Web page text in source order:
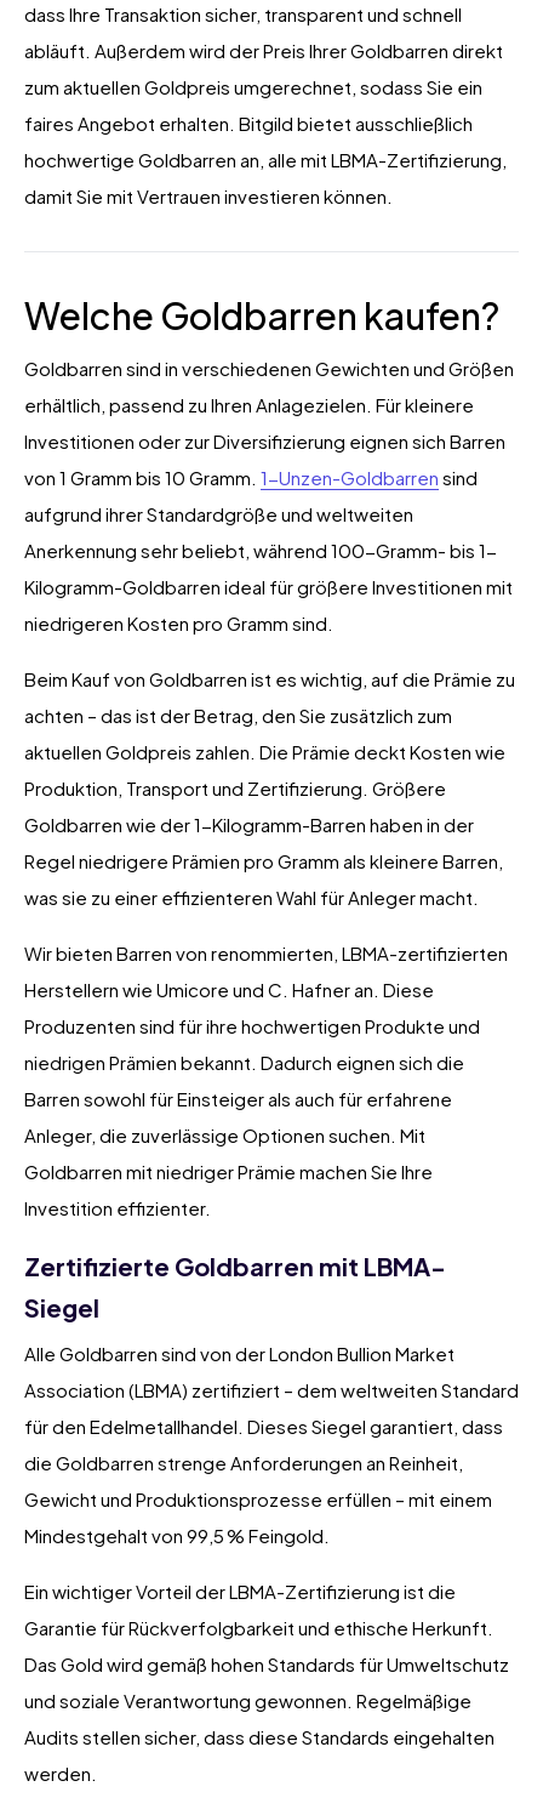
dass Ihre Transaktion sicher, transparent und schnell
abläuft. Außerdem wird der Preis Ihrer Goldbarren direkt
zum aktuellen Goldpreis umgerechnet, sodass Sie ein
faires Angebot erhalten. Bitgild bietet ausschließlich
hochwertige Goldbarren an, alle mit LBMA-Zertifizierung,
damit Sie mit Vertrauen investieren können.
Welche Goldbarren kaufen?
Goldbarren sind in verschiedenen Gewichten und Größen
erhältlich, passend zu Ihren Anlagezielen. Für kleinere
Investitionen oder zur Diversifizierung eignen sich Barren
von 1 Gramm bis 10 Gramm. 1-Unzen-Goldbarren sind
aufgrund ihrer Standardgröße und weltweiten
Anerkennung sehr beliebt, während 100-Gramm- bis 1-
Kilogramm-Goldbarren ideal für größere Investitionen mit
niedrigeren Kosten pro Gramm sind.
Beim Kauf von Goldbarren ist es wichtig, auf die Prämie zu
achten – das ist der Betrag, den Sie zusätzlich zum
aktuellen Goldpreis zahlen. Die Prämie deckt Kosten wie
Produktion, Transport und Zertifizierung. Größere
Goldbarren wie der 1-Kilogramm-Barren haben in der
Regel niedrigere Prämien pro Gramm als kleinere Barren,
was sie zu einer effizienteren Wahl für Anleger macht.
Wir bieten Barren von renommierten, LBMA-zertifizierten
Herstellern wie Umicore und C. Hafner an. Diese
Produzenten sind für ihre hochwertigen Produkte und
niedrigen Prämien bekannt. Dadurch eignen sich die
Barren sowohl für Einsteiger als auch für erfahrene
Anleger, die zuverlässige Optionen suchen. Mit
Goldbarren mit niedriger Prämie machen Sie Ihre
Investition effizienter.
Zertifizierte Goldbarren mit LBMA-
Siegel
Alle Goldbarren sind von der London Bullion Market
Association (LBMA) zertifiziert – dem weltweiten Standard
für den Edelmetallhandel. Dieses Siegel garantiert, dass
die Goldbarren strenge Anforderungen an Reinheit,
Gewicht und Produktionsprozesse erfüllen – mit einem
Mindestgehalt von 99,5 % Feingold.
Ein wichtiger Vorteil der LBMA-Zertifizierung ist die
Garantie für Rückverfolgbarkeit und ethische Herkunft.
Das Gold wird gemäß hohen Standards für Umweltschutz
und soziale Verantwortung gewonnen. Regelmäßige
Audits stellen sicher, dass diese Standards eingehalten
werden.